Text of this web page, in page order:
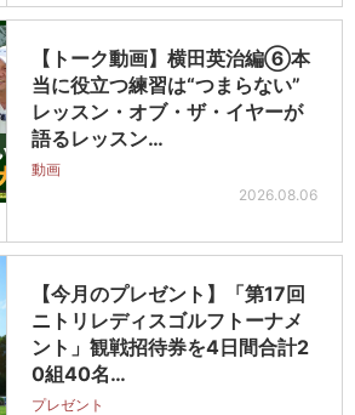
【トーク動画】横田英治編⑥本
当に役立つ練習は“つまらない”
レッスン・オブ・ザ・イヤーが
語るレッスン…
動画
2026.08.06
【今月のプレゼント】「第17回
ニトリレディスゴルフトーナメ
ント」観戦招待券を4日間合計2
0組40名…
プレゼント